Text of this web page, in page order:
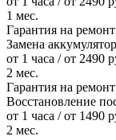
1 мес.
Гарантия на
Замена
от 1 часа / от 2490
2 мес.
Гарантия на
Восстановление
от 1 часа / от 1490
2 мес.